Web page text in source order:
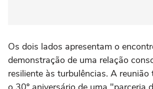
Os dois lados apresentam o
demonstração de uma relação
resiliente às turbulências. A reunião